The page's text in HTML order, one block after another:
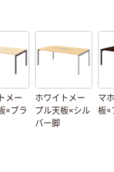
メー
×ブラ
ホワイトメー
プル天板×シル
バー脚
マ
板×